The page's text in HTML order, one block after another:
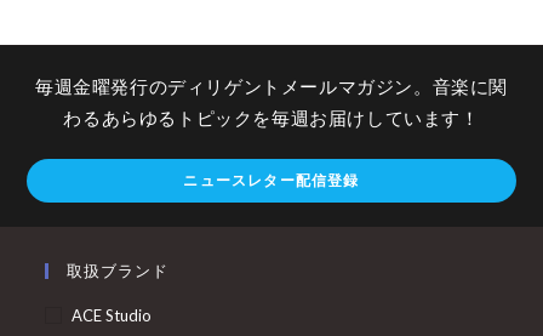
毎週金曜発行のディリゲントメールマガジン。音楽に関
わるあらゆるトピックを毎週お届けしています！
ニュースレター配信登録
取扱ブランド
ACE Studio